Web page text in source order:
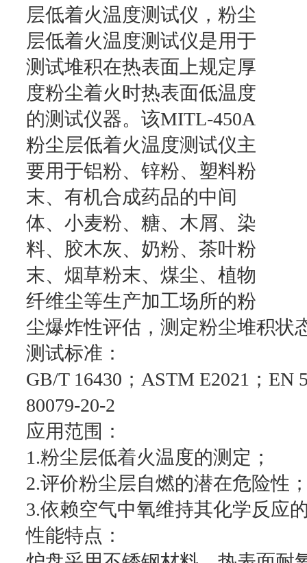
层低着火温度测试仪，粉尘
层低着火温度测试仪是用于
测试堆积在热表面上规定厚
度粉尘着火时热表面低温度
的测试仪器。该MITL-450A
粉尘层低着火温度测试仪主
要用于铝粉、锌粉、塑料粉
末、有机合成药品的中间
体、小麦粉、糖、木屑、染
料、胶木灰、奶粉、茶叶粉
末、烟草粉末、煤尘、植物
纤维尘等生产加工场所的粉
尘爆炸性评估，测定粉尘堆积状
测试标准：
GB/T 16430；ASTM E2021；EN
80079-20-2
应用范围：
1.粉尘层低着火温度的测定；
2.评价粉尘层自燃的潜在危险性
3.依赖空气中氧维持其化学反应
性能特点：